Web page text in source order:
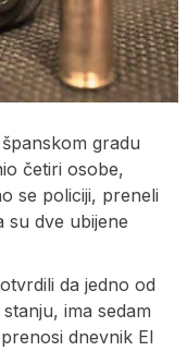
gradu
četiri osobe,
se policiji, preneli
su dve ubijene
da jedno od
ima sedam
dnevnik El